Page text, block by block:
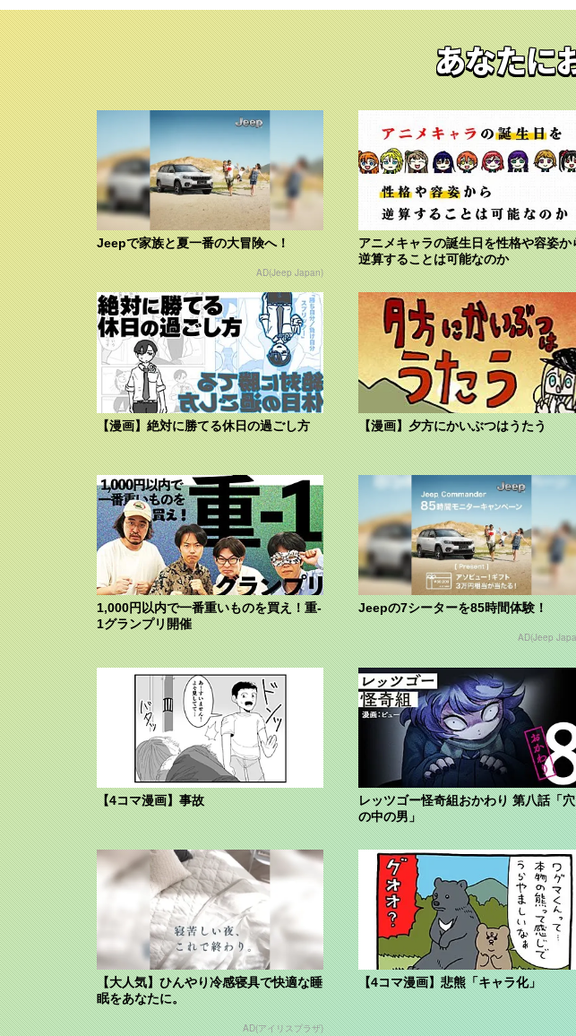
あなたに
Jeepで家族と夏一番の大冒険へ！
AD(Jeep Japan)
アニメキャラの誕生日を性格や容姿か
逆算することは可能なのか
【漫画】絶対に勝てる休日の過ごし方 【漫画】夕方にかいぶつはうたう
1,000円以内で一番重いものを買え！重-
1グランプリ開催
Jeepの7シーターを85時間体験！
AD(Jeep
【4コマ漫画】事故
レッツゴー怪奇組おかわり 第八話「穴
の中の男」
【大人気】ひんやり冷感寝具で快適な睡
眠をあなたに。
AD(アイリスプラザ)
【4コマ漫画】悲熊「キャラ化」